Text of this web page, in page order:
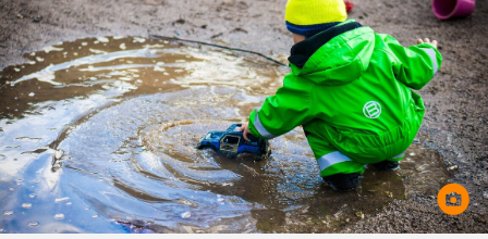
Фантазирай
Приказки
История на изкуството
Музикална кутийка
От соул до рокендрол
Игри
Кои сме ние?
За вас, родители
БНР
БНР Новини
Архивен фонд на БНР